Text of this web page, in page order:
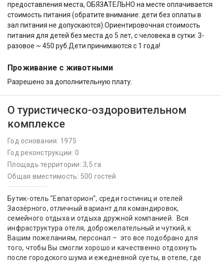
предоставления места, ОБЯЗАТЕЛЬНО на месте оплачивается
стоимость питания (обратите внимание: дети без оплаты в
зал питания не допускаются).Ориентировочная стоимость
питания для детей без места до 5 лет, с человека в сутки: 3-
разовое ~ 450 руб.Дети принимаются с 1 года!
Проживание с животными
Разрешено за дополнительную плату.
О туристическо-оздоровительном
комплексе
Год основания: 1975
Год реконструкции: 0
Площадь территории: 3,5 га
Общая вместимость: 500 гостей
Бутик-отель "Евпаторион", среди гостиниц и отелей
Заозёрного, отличный вариант для командировок,
семейного отдыха и отдыха дружной компанией. Вся
инфраструктура отеля, доброжелательный и чуткий, к
Вашим пожеланиям, персонал – это все подобрано для
того, чтобы Вы смогли хорошо и качественно отдохнуть
после городского шума и ежедневной суеты, в отеле, где